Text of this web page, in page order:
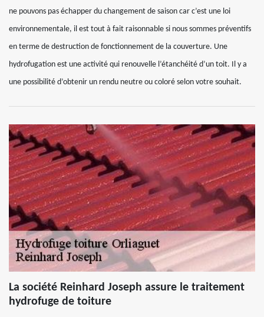
ne pouvons pas échapper du changement de saison car c’est une loi
environnementale, il est tout à fait raisonnable si nous sommes préventifs
en terme de destruction de fonctionnement de la couverture. Une
hydrofugation est une activité qui renouvelle l’étanchéité d’un toit. Il y a
une possibilité d’obtenir un rendu neutre ou coloré selon votre souhait.
La société Reinhard Joseph assure le traitement
hydrofuge de toiture